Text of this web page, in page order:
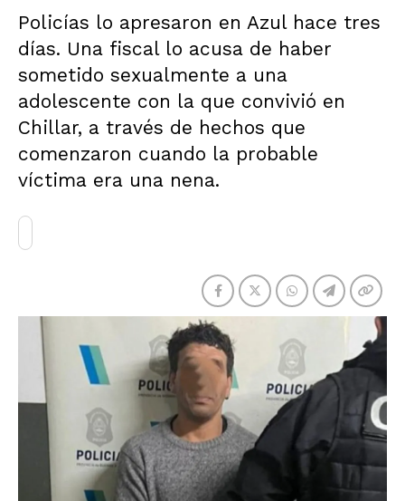
Policías lo apresaron en Azul hace tres
días. Una fiscal lo acusa de haber
sometido sexualmente a una
adolescente con la que convivió en
Chillar, a través de hechos que
comenzaron cuando la probable
víctima era una nena.